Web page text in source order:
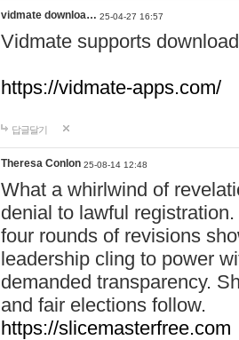
vidmate downloa… 25-04-27 16:57
Vidmate supports
https://vidmate-apps.com/
답글달기
Theresa Conlon 25-08-14 12:48
What a whirlwind of
denial to lawful
four rounds of revisions
leadership cling to power
demanded transparency.
and fair elections follow.
https://slicemasterfree.com